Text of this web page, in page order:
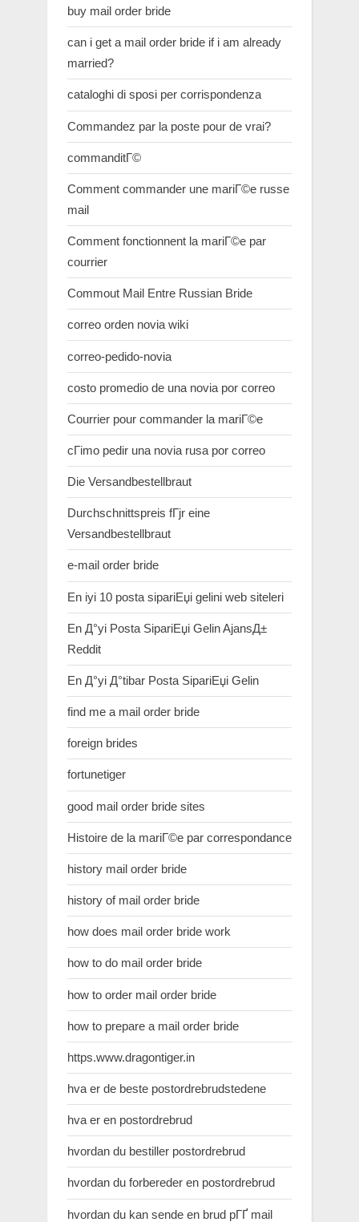
buy mail order bride
can i get a mail order bride if i am already
married?
cataloghi di sposi per corrispondenza
Commandez par la poste pour de vrai?
commanditГ©
Comment commander une mariГ©e russe
mail
Comment fonctionnent la mariГ©e par
courrier
Commout Mail Entre Russian Bride
correo orden novia wiki
correo-pedido-novia
costo promedio de una novia por correo
Courrier pour commander la mariГ©e
cГіmo pedir una novia rusa por correo
Die Versandbestellbraut
Durchschnittspreis fГјr eine
Versandbestellbraut
e-mail order bride
En iyi 10 posta sipariЕџi gelini web siteleri
En Д°yi Posta SipariЕџi Gelin AjansД±
Reddit
En Д°yi Д°tibar Posta SipariЕџi Gelin
find me a mail order bride
foreign brides
fortunetiger
good mail order bride sites
Histoire de la mariГ©e par correspondance
history mail order bride
history of mail order bride
how does mail order bride work
how to do mail order bride
how to order mail order bride
how to prepare a mail order bride
https.www.dragontiger.in
hva er de beste postordrebrudstedene
hva er en postordrebrud
hvordan du bestiller postordrebrud
hvordan du forbereder en postordrebrud
hvordan du kan sende en brud pГҐ mail